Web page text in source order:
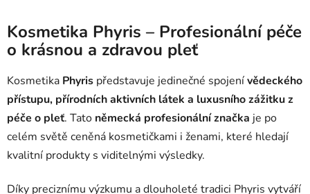
p
r
v
k
y
v
ý
p
i
u
Kosmetika Phyris – Profesionální péče
o krásnou a zdravou pleť
Kosmetika Phyris představuje jedinečné spojenívědeckého
přístupu, přírodních aktivních látek a luxusního zážitku z
péče o pleť. Tato německá profesionální značka je po
celém světě ceněná kosmetičkami i ženami, které hledají
kvalitní produkty s viditelnými výsledky.
Díky preciznímu výzkumu a dlouholeté tradici Phyris vytváří